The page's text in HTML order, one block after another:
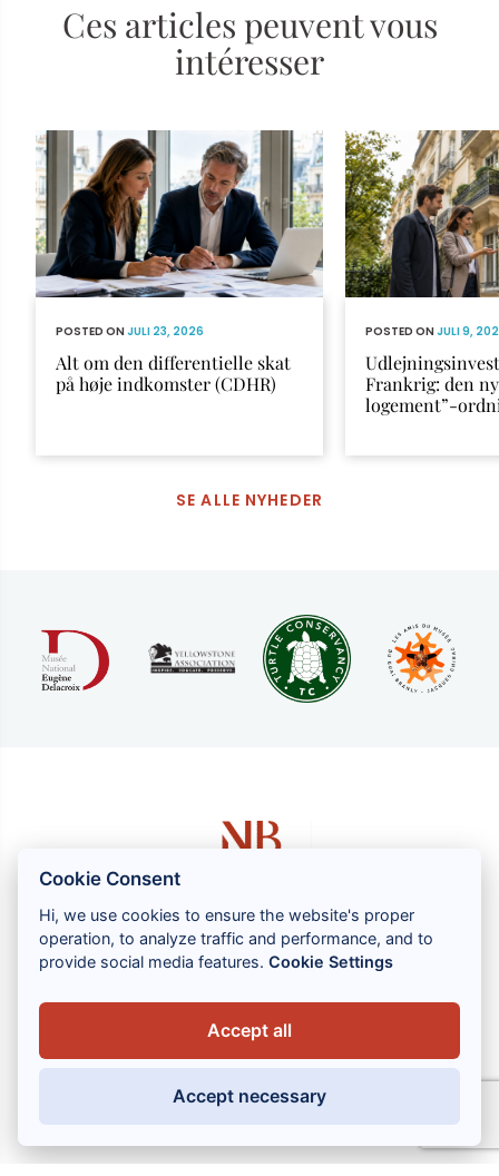
Ces articles peuvent vous
intéresser
POSTED ONJULI 23, 2026
Alt om den differentielle skat
på høje indkomster (CDHR)
POSTED ONJULI 9,
Frankrig: den
logement”-
SE ALLE NYHEDER
1 rue Louis GASSIN - 06300 NICE
Vores tjenester
Nyttige links
Cookie Consent
Hi, we use cookies to ensure the website's proper
operation, to analyze traffic and performance, and to
provide social media features.Cookie Settings
Accept all
Accept necessary